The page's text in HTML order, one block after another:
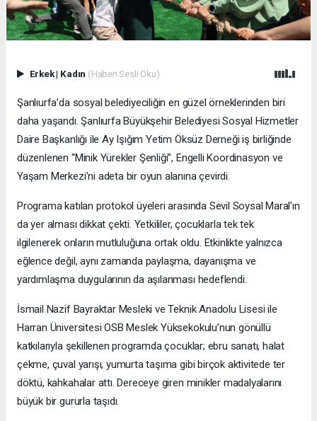
Erkek| Kadın (Haberi Sesli Oku)
Şanlıurfa’da sosyal belediyeciliğin en güzel örneklerinden biri
daha yaşandı. Şanlıurfa Büyükşehir Belediyesi Sosyal Hizmetler
Daire Başkanlığı ile Ay Işığım Yetim Öksüz Derneği iş birliğinde
düzenlenen “Minik Yürekler Şenliği”, Engelli Koordinasyon ve
Yaşam Merkezi’ni adeta bir oyun alanına çevirdi.
Programa katılan protokol üyeleri arasında Sevil Soysal Maral’ın
da yer alması dikkat çekti. Yetkililer, çocuklarla tek tek
ilgilenerek onların mutluluğuna ortak oldu. Etkinlikte yalnızca
eğlence değil, aynı zamanda paylaşma, dayanışma ve
yardımlaşma duygularının da aşılanması hedeflendi.
İsmail Nazif Bayraktar Mesleki ve Teknik Anadolu Lisesi ile
Harran Üniversitesi OSB Meslek Yüksekokulu’nun gönüllü
katkılarıyla şekillenen programda çocuklar; ebru sanatı, halat
çekme, çuval yarışı, yumurta taşıma gibi birçok aktivitede ter
döktü, kahkahalar attı. Dereceye giren minikler madalyalarını
büyük bir gururla taşıdı.